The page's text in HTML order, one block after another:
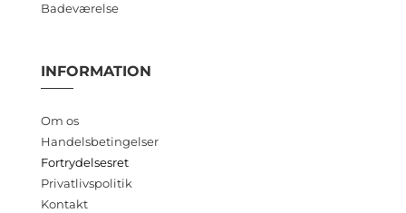
Badeværelse
INFORMATION
Om os
Handelsbetingelser
Fortrydelsesret
Privatlivspolitik
Kontakt